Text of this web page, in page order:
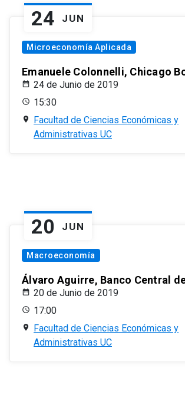
24 JUN
Microeconomía Aplicada
Emanuele Colonnelli, Chicago
24 de Junio de 2019
15:30
Facultad de Ciencias Económicas y
Administrativas UC
20 JUN
Macroeconomía
Álvaro Aguirre, Banco Central
20 de Junio de 2019
17:00
Facultad de Ciencias Económicas y
Administrativas UC